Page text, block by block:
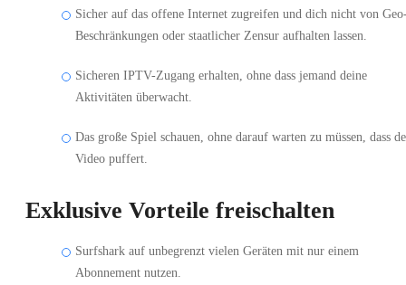
Sicher auf das offene Internet zugreifen und dich nicht von
Beschränkungen oder staatlicher Zensur aufhalten lassen.
Sicheren IPTV-Zugang erhalten, ohne dass jemand deine
Aktivitäten überwacht.
Das große Spiel schauen, ohne darauf warten zu müssen, dass
Video puffert.
Exklusive Vorteile freischalten
Surfshark auf unbegrenzt vielen Geräten mit nur einem
Abonnement nutzen.